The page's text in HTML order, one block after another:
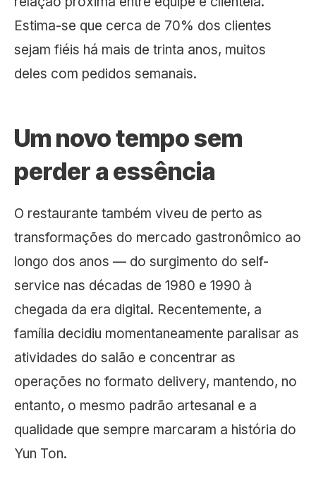
Estima-se que cerca de 70% dos clientes
sejam fiéis há mais de trinta anos, muitos
deles com pedidos semanais.
Um novo tempo sem
perder a essência
O restaurante também viveu de perto as
transformações do mercado gastronômico ao
longo dos anos — do surgimento do self-
service nas décadas de 1980 e 1990 à
chegada da era digital. Recentemente, a
família decidiu momentaneamente paralisar as
atividades do salão e concentrar as
operações no formato delivery, mantendo, no
entanto, o mesmo padrão artesanal e a
qualidade que sempre marcaram a história do
Yun Ton.